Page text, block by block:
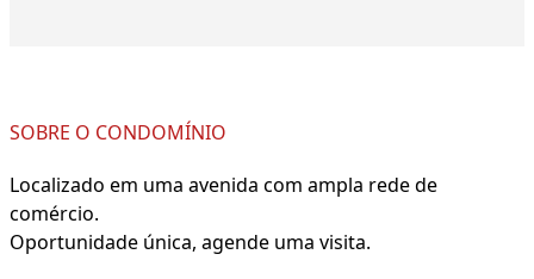
SOBRE O CONDOMÍNIO
Localizado em uma avenida com ampla rede de
comércio.
Oportunidade única, agende uma visita.